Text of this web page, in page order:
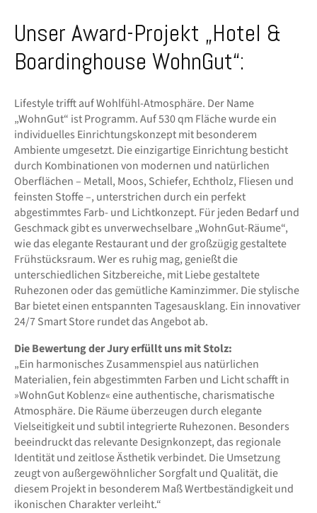
Unser Award-Projekt „Hotel &
Boardinghouse WohnGut“:
Lifestyle trifft auf Wohlfühl-Atmosphäre. Der Name
„WohnGut“ ist Programm. Auf 530 qm Fläche wurde ein
individuelles Einrichtungskonzept mit besonderem
Ambiente umgesetzt. Die einzigartige Einrichtung besticht
durch Kombinationen von modernen und natürlichen
Oberflächen – Metall, Moos, Schiefer, Echtholz, Fliesen und
feinsten Stoffe –, unterstrichen durch ein perfekt
abgestimmtes Farb- und Lichtkonzept. Für jeden Bedarf und
Geschmack gibt es unverwechselbare „WohnGut-Räume“,
wie das elegante Restaurant und der großzügig gestaltete
Frühstücksraum. Wer es ruhig mag, genießt die
unterschiedlichen Sitzbereiche, mit Liebe gestaltete
Ruhezonen oder das gemütliche Kaminzimmer. Die stylische
Bar bietet einen entspannten Tagesausklang. Ein innovativer
24/7 Smart Store rundet das Angebot ab.
Die Bewertung der Jury erfüllt uns mit Stolz:
„Ein harmonisches Zusammenspiel aus natürlichen
Materialien, fein abgestimmten Farben und Licht schafft in
»WohnGut Koblenz« eine authentische, charismatische
Atmosphäre. Die Räume überzeugen durch elegante
Vielseitigkeit und subtil integrierte Ruhezonen. Besonders
beeindruckt das relevante Designkonzept, das regionale
Identität und zeitlose Ästhetik verbindet. Die Umsetzung
zeugt von außergewöhnlicher Sorgfalt und Qualität, die
diesem Projekt in besonderem Maß Wertbeständigkeit und
ikonischen Charakter verleiht.“